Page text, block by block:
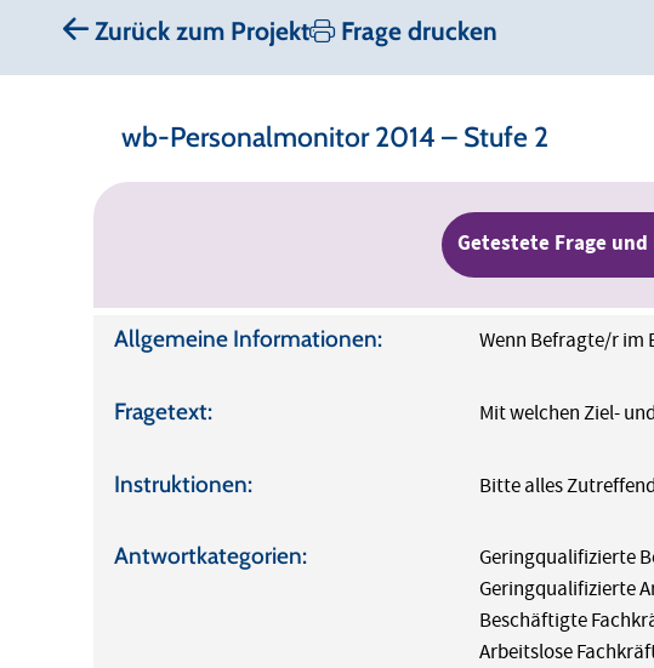
Zurück zum Projekt Frage drucken
wb-Personalmonitor 2014 – Stufe 2
Getestete Frage
Allgemeine Informationen: Wenn Befragte/r im
Fragetext: Mit welchen Ziel-
Instruktionen: Bitte alles
Antwortkategorien:
Geringqualifizierte
Geringqualifizierte
Beschäftigte
Arbeitslose